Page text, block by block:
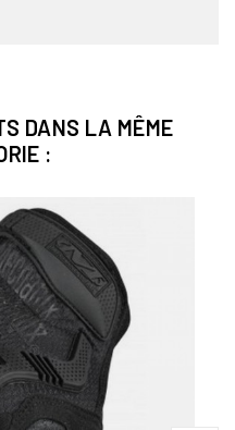
DANS LA MÊME
: